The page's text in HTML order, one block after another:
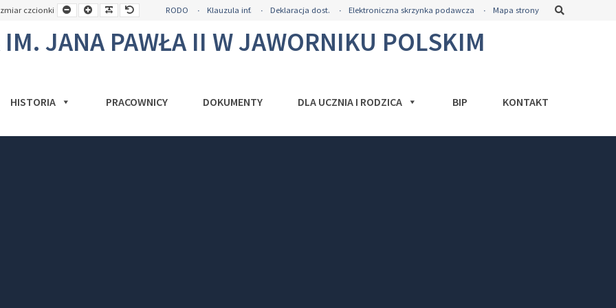
czcionki
Mniejsza
czcionka
Większa
czcionka
Czytelna
czcionka
Domyślny
rozmiar
RODO Klauzula inf. Deklaracja dost. Elektroniczna skrzynka podawcza Mapa strony
JANA PAWŁA II W JAWORNIKU POLSKIM
HISTORIA PRACOWNICY DOKUMENTY DLA UCZNIA I RODZICA BIP KONTAKT